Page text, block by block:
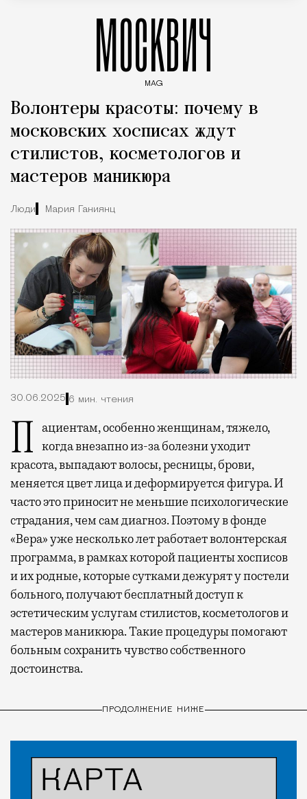
МОСКВИЧ
MAG
Волонтеры красоты: почему в
московских хосписах ждут
стилистов, косметологов и
мастеров маникюра
Люди Мария Ганиянц
30.06.2025 6 мин. чтения
Пациентам, особенно женщинам, тяжело, когда внезапно из-за болезни уходит
красота, выпадают волосы, ресницы, брови,
меняется цвет лица и деформируется фигура. И
часто это приносит не меньшие психологические
страдания, чем сам диагноз. Поэтому в фонде
«Вера» уже несколько лет работает волонтерская
программа, в рамках которой пациенты хосписов
и их родные, которые сутками дежурят у постели
больного, получают бесплатный доступ к
эстетическим услугам стилистов, косметологов и
мастеров маникюра. Такие процедуры помогают
больным сохранить чувство собственного
достоинства.
ПРОДОЛЖЕНИЕ НИЖЕ